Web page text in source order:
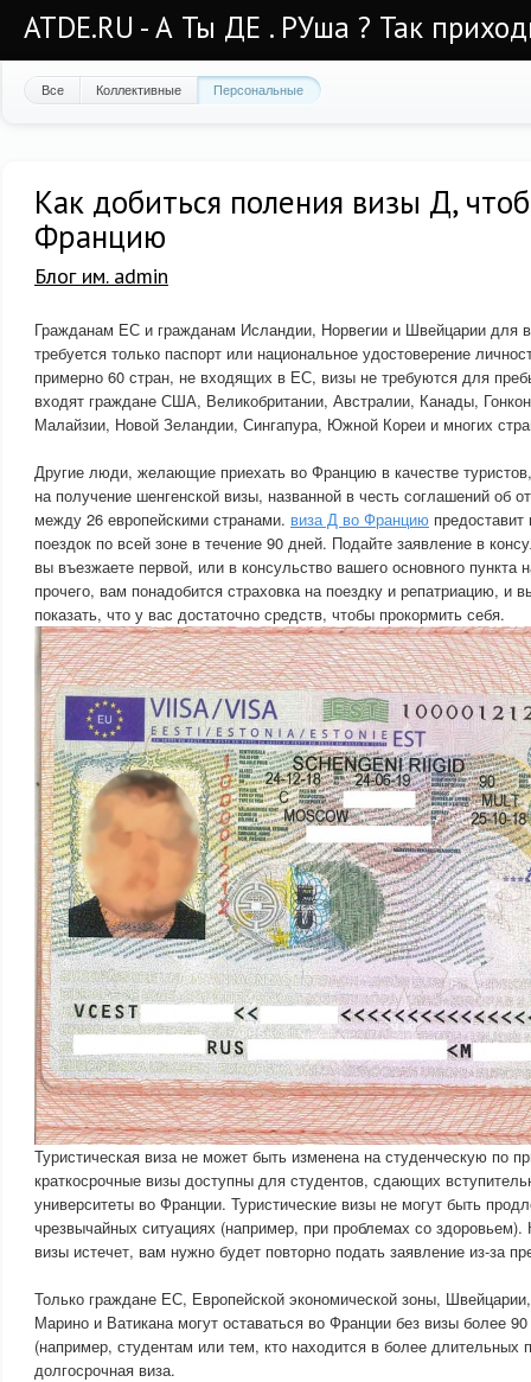
ATDE.RU - А Ты ДЕ . РУша ? Так
Все Коллективные Персональные
Как добиться поления визы Д,
Францию
Блог им. admin
Гражданам ЕС и гражданам Исландии, Норвегии и Швейцарии для
требуется только паспорт или национальное удостоверение
примерно 60 стран, не входящих в ЕС, визы не требуются для
входят граждане США, Великобритании, Австралии, Канады,
Малайзии, Новой Зеландии, Сингапура, Южной Кореи и многих
Другие люди, желающие приехать во Францию ​​в качестве
на получение шенгенской визы, названной в честь соглашений об
между 26 европейскими странами. виза Д во Францию предоставит
поездок по всей зоне в течение 90 дней. Подайте заявление в
вы въезжаете первой, или в консульство вашего основного пункта
прочего, вам понадобится страховка на поездку и репатриацию, и
показать, что у вас достаточно средств, чтобы прокормить себя.
Туристическая виза не может быть изменена на студенческую по
краткосрочные визы доступны для студентов, сдающих
университеты во Франции. Туристические визы не могут быть
чрезвычайных ситуациях (например, при проблемах со здоровьем).
визы истечет, вам нужно будет повторно подать заявление из-за
Только граждане ЕС, Европейской экономической зоны,
Марино и Ватикана могут оставаться во Франции без визы более
(например, студентам или тем, кто находится в более длительных
долгосрочная виза.